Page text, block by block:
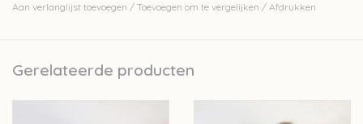
toch warm breiwerk. Het mooiste effect krijg je door met
en hetBobbi Babydeken.
Aan verlanglijst toevoegen / Toevoegen om te vergelijken / Afdrukken
Gerelateerde producten